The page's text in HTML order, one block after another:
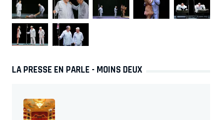
LA PRESSE EN PARLE - MOINS DEUX